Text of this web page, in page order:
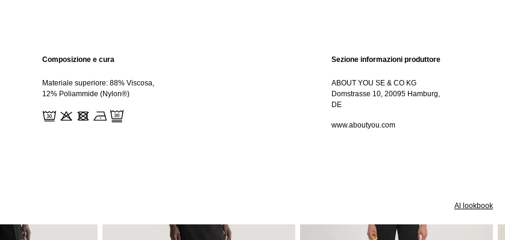
Composizione e cura
Materiale superiore: 88% Viscosa,
12% Poliammide (Nylon®)
Sezione informazioni produttore
ABOUT YOU SE & CO KG
Domstrasse 10, 20095 Hamburg,
DE
www.aboutyou.com
Al lookbook